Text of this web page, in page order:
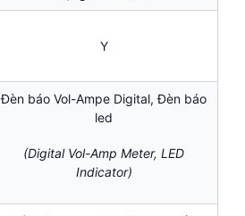
Y
Đèn báo Vol-Ampe Digital, Đèn báo
led
(Digital Vol-Amp Meter, LED
Indicator)